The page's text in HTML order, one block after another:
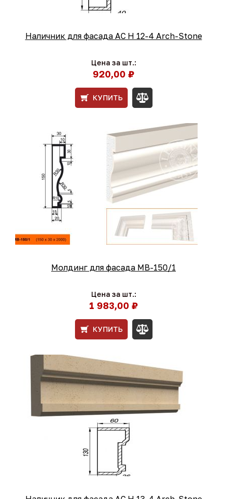
Наличник для фасада АС Н 12-4 Arch-Stone
Цена за шт.:
920,00 ₽
КУПИТЬ
Молдинг для фасада МВ-150/1
Цена за шт.:
1 983,00 ₽
КУПИТЬ